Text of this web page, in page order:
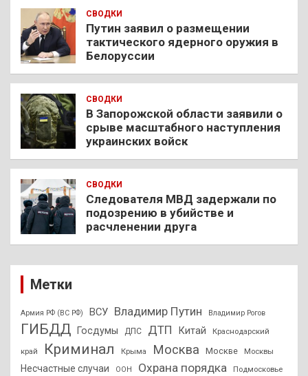
СВОДКИ
Путин заявил о размещении
тактического ядерного оружия в
Белоруссии
СВОДКИ
В Запорожской области заявили о
срыве масштабного наступления
украинских войск
СВОДКИ
Следователя МВД задержали по
подозрению в убийстве и
расчленении друга
Метки
Армия РФ (ВС РФ) ВСУ Владимир Путин Владимир Рогов
ГИБДД Госдумы ДПС ДТП Китай Краснодарский
край Криминал Крыма Москва Москве Москвы
Несчастные случаи ООН Охрана порядка Подмосковье